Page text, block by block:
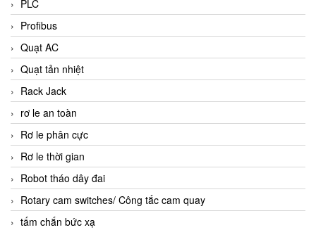
PLC
Profibus
Quạt AC
Quạt tản nhiệt
Rack Jack
rơ le an toàn
Rơ le phân cực
Rơ le thời gian
Robot tháo dây đai
Rotary cam switches/ Công tắc cam quay
tấm chắn bức xạ